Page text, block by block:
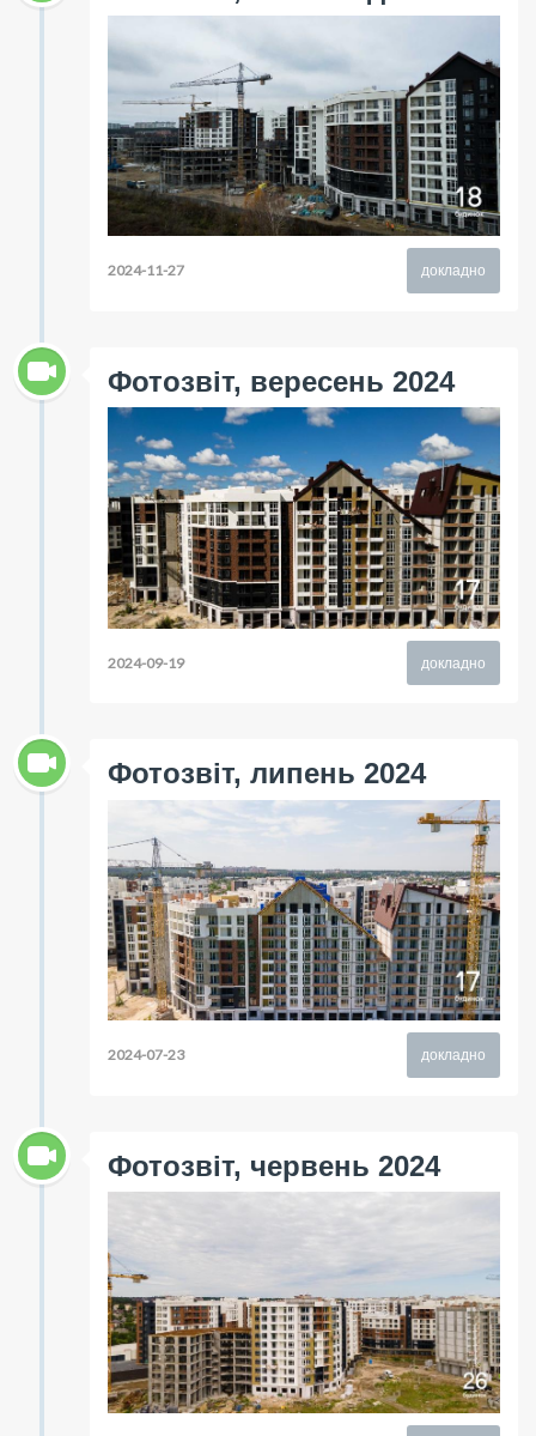
докладно
2024-11-27
Фотозвіт, вересень 2024
докладно
2024-09-19
Фотозвіт, липень 2024
докладно
2024-07-23
Фотозвіт, червень 2024